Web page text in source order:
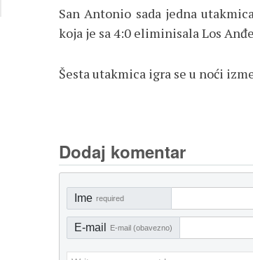
San Antonio sada jedna
koja je sa 4:0 eliminisala Los
Šesta utakmica igra se u noći
Dodaj komentar
Ime required
E-mail E-mail (obavezno)